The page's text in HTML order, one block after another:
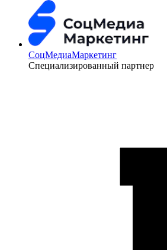
СоцМедиаМаркетинг
Специализированный партнер